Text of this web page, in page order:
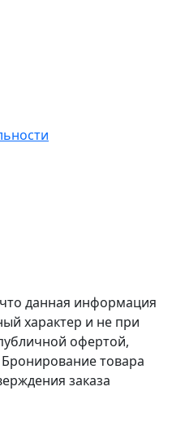
данная информация
характер и не при
офертой,
товара
заказа